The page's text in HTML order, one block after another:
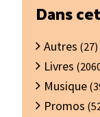
Barre
latérale
Dans
Autres (27)
Livres
Musique
Promos